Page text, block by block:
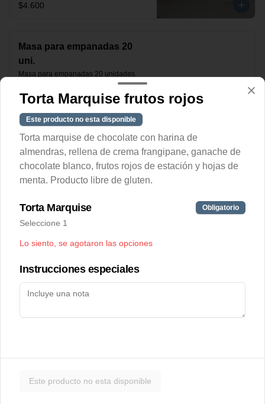
$4.600
Masa para empanadas 20
uni.
Masa para empanadas 20 unidades.
$9.200
Masas para empanadas de
cóctel 20 un.
Masa para empanadas de horno en
$4.600
artesanales
Ideales para freír en casa o hacer
unidad.
Torta Marquise frutos rojos
Este producto no esta disponible
Torta marquise de chocolate con harina de
almendras, rellena de crema frangipane, ganache de
chocolate blanco, frutos rojos de estación y hojas de
menta. Producto libre de gluten.
Torta Marquise Obligatorio
Seleccione 1
Lo siento, se agotaron las opciones
Instrucciones especiales
Este producto no esta disponible